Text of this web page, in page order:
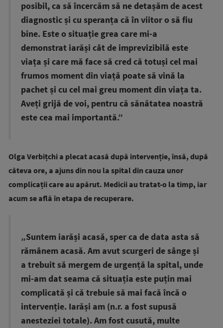
posibil, ca să încercăm să ne detașăm de acest
diagnostic și cu speranța că în viitor o să fiu
bine. Este o situație grea care mi-a
demonstrat iarăși cât de imprevizibilă este
viața și care mă face să cred că totuși cel mai
frumos moment din viață poate să vină la
pachet și cu cel mai greu moment din viața ta.
Aveți grijă de voi, pentru că sănătatea noastră
este cea mai importantă.”
Olga Verbițchi a plecat acasă după intervenție, însă, după
câteva ore, a ajuns din nou la spital din cauza unor
complicații care au apărut. Medicii au tratat-o la timp, iar
acum se află în etapa de recuperare.
„Suntem iarăși acasă, sper ca de data asta să
rămânem acasă. Am avut scurgeri de sânge și
a trebuit să mergem de urgență la spital, unde
mi-am dat seama că situația este puțin mai
complicată și că trebuie să mai facă încă o
intervenție. Iarăși am (n.r. a fost supusă
anesteziei totale). Am fost cusută, multe